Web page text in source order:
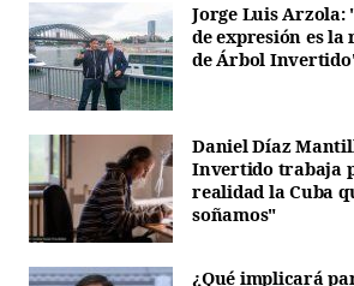
Jorge Luis
de expresión es la
de Árbol
Daniel Díaz
Invertido trabaja
realidad la Cuba
soñamos"
¿Qué implicará